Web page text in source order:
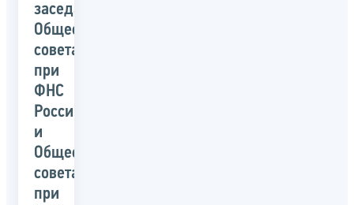
заседания
Общественного
совета
при
ФНС
России
и
Общественного
совета
при